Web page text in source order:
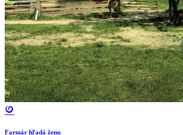
Farmár hľadá ženu